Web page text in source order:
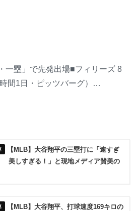
一塁」で先発出場■フィリーズ 8
間1日・ピッツバーグ）…
【MLB】大谷翔平の三塁打に「速すぎ
美しすぎる！」と現地メディア賛美の
【MLB】大谷翔平、打球速度169キロの